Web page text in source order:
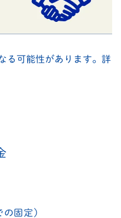
る可能性があります。詳
固定）